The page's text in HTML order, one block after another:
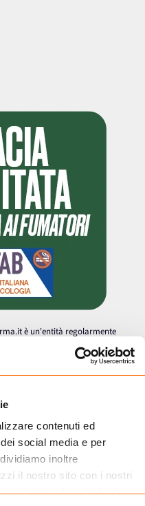
contenuti ed
social media e per
inoltre
il nostro sito con i nostri
dei dati web, pubblicità e
è un'entità regolarmente
la vendita online di